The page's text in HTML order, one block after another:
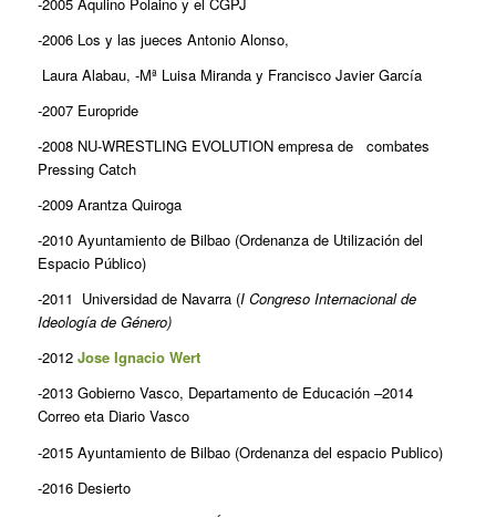
-2006 Los y las jueces Antonio Alonso,
Laura Alabau, -Mª Luisa Miranda y Francisco Javier García
-2007 Europride
-2008 NU-WRESTLING EVOLUTION empresa de combates
Pressing Catch
-2009 Arantza Quiroga
-2010 Ayuntamiento de Bilbao (Ordenanza de Utilización del
Espacio Público)
-2011 Universidad de Navarra (I Congreso Internacional de
Ideología de Género)
-2012 Jose Ignacio Wert
-2013 Gobierno Vasco, Departamento de Educación –2014
Correo eta Diario Vasco
-2015 Ayuntamiento de Bilbao (Ordenanza del espacio Publico)
-2016 Desierto